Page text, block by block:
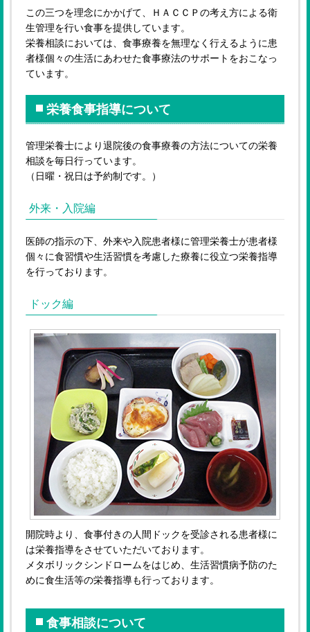
この三つを理念にかかげて、ＨＡＣＣＰの考え方による衛
生管理を行い食事を提供しています。
栄養相談においては、食事療養を無理なく行えるように患
者様個々の生活にあわせた食事療法のサポートをおこなっ
ています。
栄養食事指導について
管理栄養士により退院後の食事療養の方法についての栄養
相談を毎日行っています。
（日曜・祝日は予約制です。）
外来・入院編
医師の指示の下、外来や入院患者様に管理栄養士が患者様
個々に食習慣や生活習慣を考慮した療養に役立つ栄養指導
を行っております。
ドック編
開院時より、食事付きの人間ドックを受診される患者様に
は栄養指導をさせていただいております。
メタボリックシンドロームをはじめ、生活習慣病予防のた
めに食生活等の栄養指導も行っております。
食事相談について